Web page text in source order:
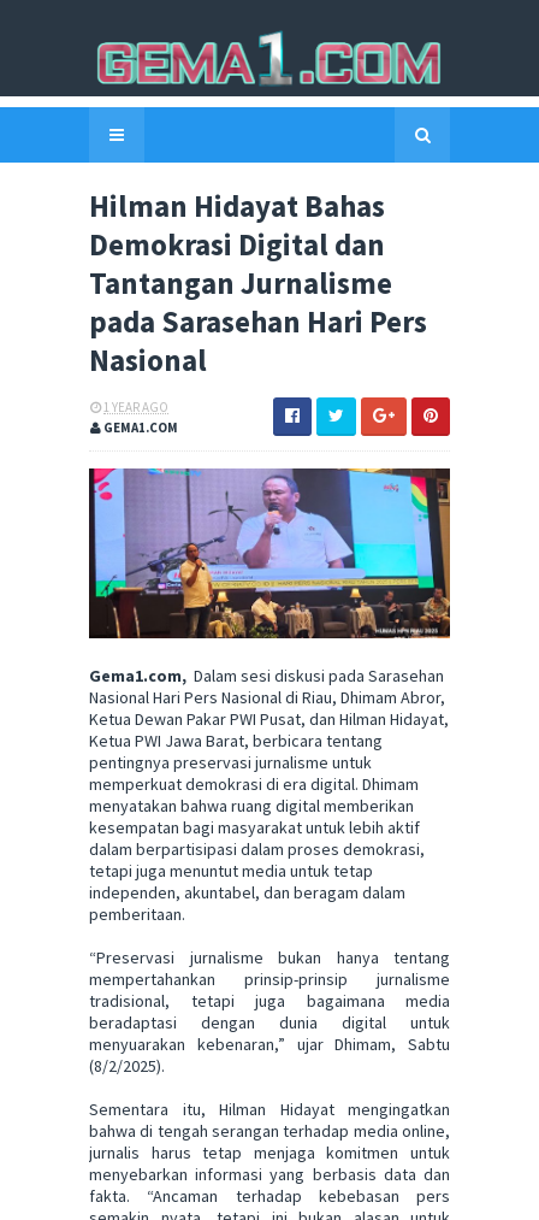
Hilman Hidayat Bahas
Demokrasi Digital dan
Tantangan Jurnalisme
pada Sarasehan Hari Pers
Nasional
1 YEAR AGO
GEMA1.COM
Gema1.com, Dalam sesi diskusi pada Sarasehan
Nasional Hari Pers Nasional di Riau, Dhimam Abror,
Ketua Dewan Pakar PWI Pusat, dan Hilman Hidayat,
Ketua PWI Jawa Barat, berbicara tentang
pentingnya preservasi jurnalisme untuk
memperkuat demokrasi di era digital. Dhimam
menyatakan bahwa ruang digital memberikan
kesempatan bagi masyarakat untuk lebih aktif
dalam berpartisipasi dalam proses demokrasi,
tetapi juga menuntut media untuk tetap
independen, akuntabel, dan beragam dalam
pemberitaan.
“Preservasi jurnalisme bukan hanya tentang
mempertahankan prinsip-prinsip jurnalisme
tradisional, tetapi juga bagaimana media
beradaptasi dengan dunia digital untuk
menyuarakan kebenaran,” ujar Dhimam, Sabtu
(8/2/2025).
Sementara itu, Hilman Hidayat mengingatkan
bahwa di tengah serangan terhadap media online,
jurnalis harus tetap menjaga komitmen untuk
menyebarkan informasi yang berbasis data dan
fakta. “Ancaman terhadap kebebasan pers